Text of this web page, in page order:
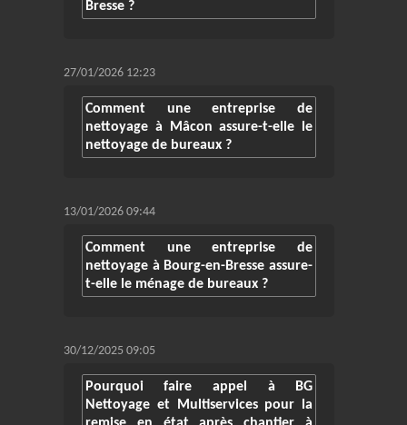
Bresse ?
27/01/2026 12:23
Comment une entreprise de
nettoyage à Mâcon assure-t-elle le
nettoyage de bureaux ?
13/01/2026 09:44
Comment une entreprise de
nettoyage à Bourg-en-Bresse assure-
t-elle le ménage de bureaux ?
30/12/2025 09:05
Pourquoi faire appel à BG
Nettoyage et Multiservices pour la